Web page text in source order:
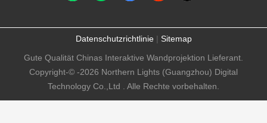
Datenschutzrichtlinie| Sitemap
Gute Qualität Chinas Interaktive Wandprojektion Lieferant.
Copyright-© -2026 Northern Lights (Guangzhou) Digital
Technology Co.,Ltd . Alle Rechte vorbehalten.